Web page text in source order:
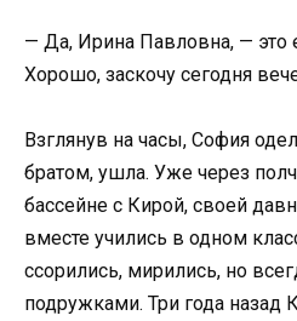
— Да, Ирина Павловна, —
Хорошо, заскочу сегодня
Взглянув на часы, София
братом, ушла. Уже через
бассейне с Кирой, своей
вместе учились в одном
ссорились, мирились, но
подружками. Три года назад